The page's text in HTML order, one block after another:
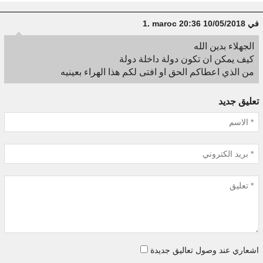
1. maroc في 10/05/2018 20:36
الجهلاء بدين الله
كيف يمكن ان تكون دولة داخلة دولة
من الذي اعطاكم الحق او افتى لكم هذا الهراء بعينيه
تعليق جديد
اشعاري عند وصول تعاليق جديدة